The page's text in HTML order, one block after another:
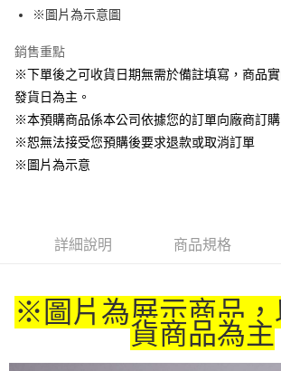
貨到付款
運送方式
全家取貨付款
每筆NT$65，滿NT$1,300(含以上)免運費
付款後全家取貨
每筆NT$65，滿NT$1,300(含以上)免運費
7-11取貨付款
付款後7-11取貨
每筆NT$65，滿NT$1,300(含以上)免運費
※圖片為示意圖
銷售重點
※下單後之可收貨日期無需於備註填寫，商品
發貨日為主。
※本預購商品係本公司依據您的訂單向廠商訂購
※恕無法接受您預購後要求退款或取消訂單
※圖片為示意
詳細說明 商品規格
※圖片為展示商品，
貨商品為主